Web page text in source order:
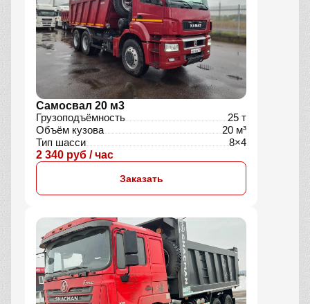
Самосвал 20 м3
Грузоподъёмность
25 т
Объём кузова
20 м³
Тип шасси
8×4
2 340 руб / час
Заказать